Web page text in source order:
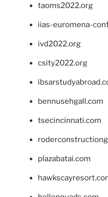
taoms2022.org
iias-euromena-
ivd2022.org
csity2022.org
bennusehgall.com
tsecincinnati.com
plazabatai.com